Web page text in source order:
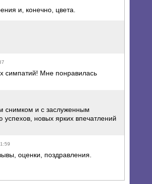
и, конечно, цвета.
симпатий! Мне понравилась
снимком и с заслуженным
новых ярких впечатлений
оценки, поздравления.